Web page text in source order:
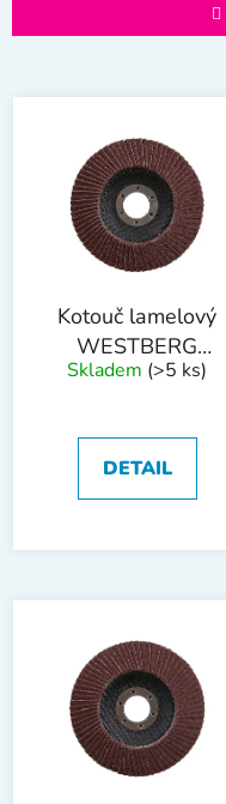
n
p
V
Kotouč lamelový
WESTBERG
115mm P40
Skladem (>5 ks)
DETAIL